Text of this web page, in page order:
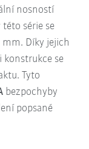
nosností
série se
Díky jejich
konstrukce se
Tyto
bezpochyby
popsané